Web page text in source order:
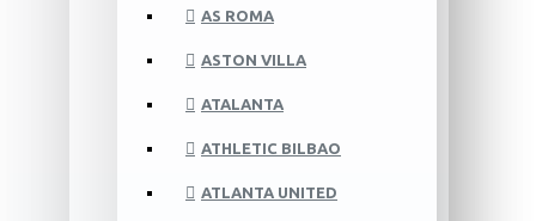
AS ROMA
ASTON VILLA
ATALANTA
ATHLETIC BILBAO
ATLANTA UNITED